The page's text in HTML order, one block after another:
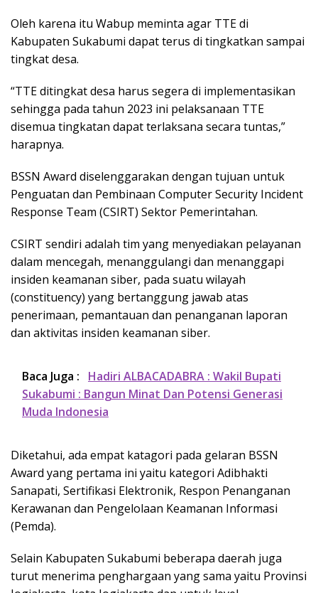
Oleh karena itu Wabup meminta agar TTE di
Kabupaten Sukabumi dapat terus di tingkatkan sampai
tingkat desa.
“TTE ditingkat desa harus segera di implementasikan
sehingga pada tahun 2023 ini pelaksanaan TTE
disemua tingkatan dapat terlaksana secara tuntas,”
harapnya.
BSSN Award diselenggarakan dengan tujuan untuk
Penguatan dan Pembinaan Computer Security Incident
Response Team (CSIRT) Sektor Pemerintahan.
CSIRT sendiri adalah tim yang menyediakan pelayanan
dalam mencegah, menanggulangi dan menanggapi
insiden keamanan siber, pada suatu wilayah
(constituency) yang bertanggung jawab atas
penerimaan, pemantauan dan penanganan laporan
dan aktivitas insiden keamanan siber.
Baca Juga :
Hadiri ALBACADABRA : Wakil Bupati
Sukabumi : Bangun Minat Dan Potensi Generasi
Muda Indonesia
Diketahui, ada empat katagori pada gelaran BSSN
Award yang pertama ini yaitu kategori Adibhakti
Sanapati, Sertifikasi Elektronik, Respon Penanganan
Kerawanan dan Pengelolaan Keamanan Informasi
(Pemda).
Selain Kabupaten Sukabumi beberapa daerah juga
turut menerima penghargaan yang sama yaitu Provinsi